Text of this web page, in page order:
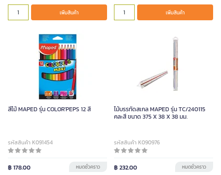
เพิ่มสินค้า เพิ่มสินค้า
สีไม้ MAPED รุ่น COLOR'PEPS 12 สี
รหัสสินค้า K091454
฿ 178.00 หมดชั่วคราว
ไม้บรรทัดสเกล MAPED รุ่น TC/240115
คละสี ขนาด 375 X 38 X 38 มม.
รหัสสินค้า K090976
฿ 232.00 หมดชั่วคราว